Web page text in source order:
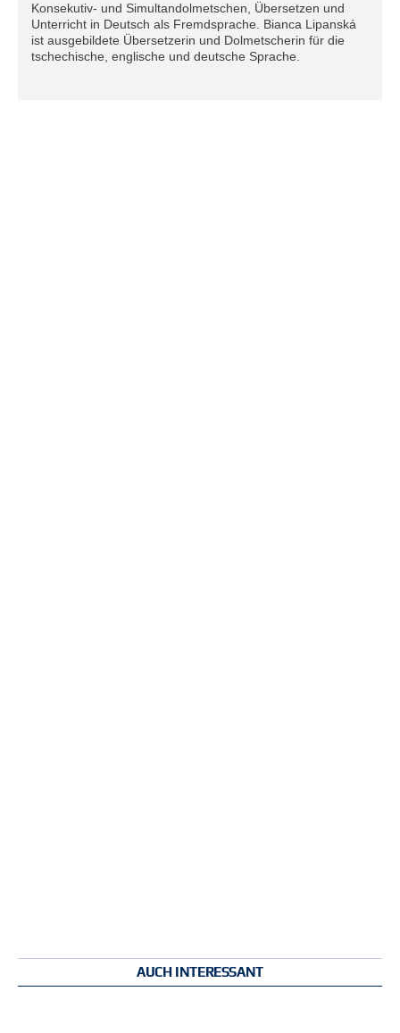
Konsekutiv- und Simultandolmetschen, Übersetzen und
Unterricht in Deutsch als Fremdsprache. Bianca Lipanská
ist ausgebildete Übersetzerin und Dolmetscherin für die
tschechische, englische und deutsche Sprache.
AUCH INTERESSANT